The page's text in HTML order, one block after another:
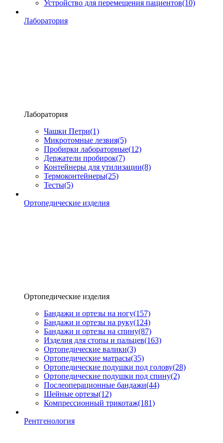
Устройство для перемещения пациентов(10)
Лаборатория
Лаборатория
Чашки Петри(1)
Микротомные лезвия(5)
Пробирки лабораторные(12)
Держатели пробирок(7)
Контейнеры для утилизации(8)
Термоконтейнеры(25)
Тесты(5)
Ортопедические изделия
Ортопедические изделия
Бандажи и ортезы на ногу(157)
Бандажи и ортезы на руку(124)
Бандажи и ортезы на спину(87)
Изделия для стопы и пальцев(163)
Ортопедические валики(3)
Ортопедические матрасы(35)
Ортопедические подушки под голову(28)
Ортопедические подушки под спину(2)
Послеоперационные бандажи(44)
Шейные ортезы(12)
Компрессионный трикотаж(181)
Рентгенология